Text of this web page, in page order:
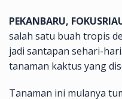
PEKANBARU,
salah satu buah tropis
jadi santapan sehari-
tanaman kaktus yang
Tanaman ini mulanya